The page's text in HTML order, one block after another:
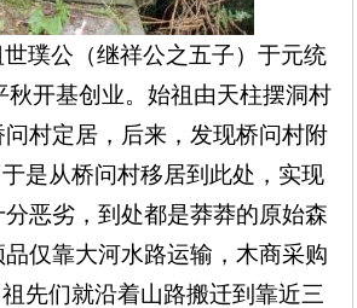
璞公（继祥公之五子）于元统
秋开基创业。始祖由天柱摆洞村
村定居，后来，发现桥问村附
是从桥问村移居到此处，实现
恶劣，到处都是莽莽的原始森
仅靠大河水路运输，木商采购
先们就沿着山路搬迁到靠近三